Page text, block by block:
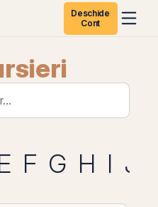
Deschide
Cont
F G H I J